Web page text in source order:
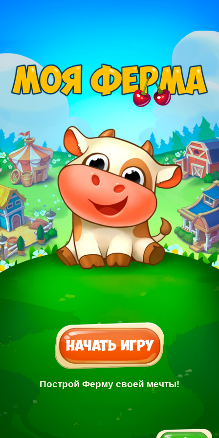
Построй Ферму своей мечты!